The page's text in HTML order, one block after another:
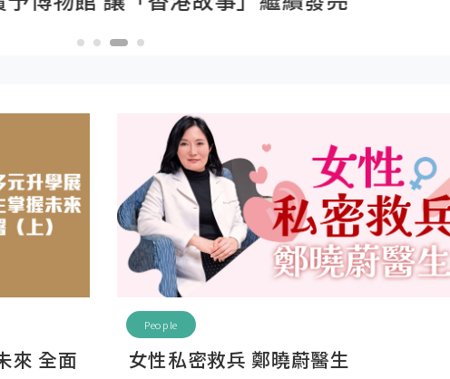
來 全面
People
女性私密救兵 鄭曉蔚醫生